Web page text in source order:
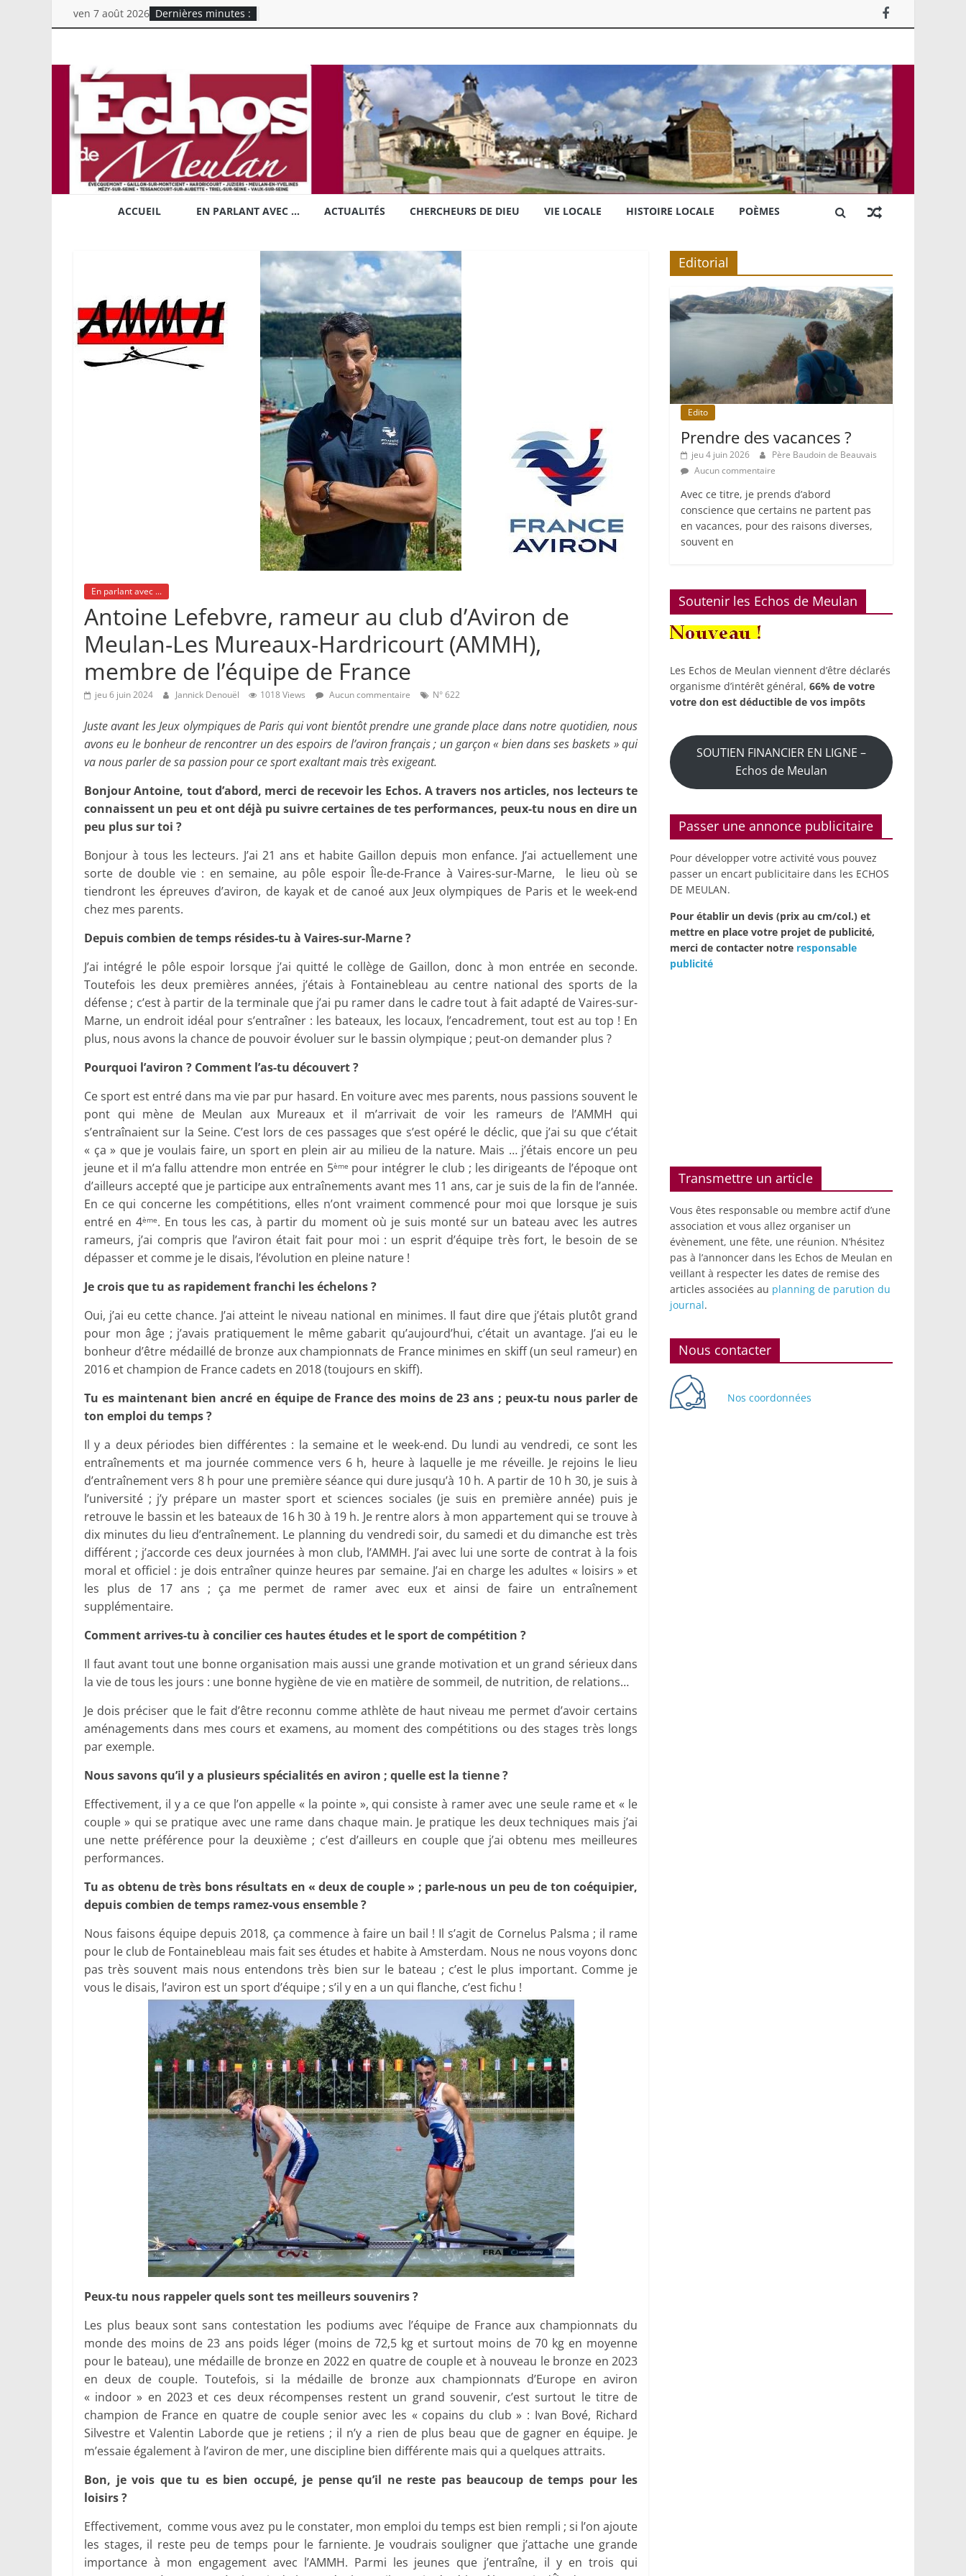
to
ven 7 août 2026 Dernières minutes :
Echos
de
Meulan
Mensuel
chrétien
d'information
ACCUEIL EN PARLANT AVEC … ACTUALITÉS CHERCHEURS DE DIEU VIE LOCALE HISTOIRE LOCALE POÈMES
En parlant avec ...
Antoine Lefebvre, rameur au club d’Aviron de
Meulan-Les Mureaux-Hardricourt (AMMH),
membre de l’équipe de France
jeu 6 juin 2024 Jannick Denouël 1018 Views Aucun commentaire N° 622
Juste avant les Jeux olympiques de Paris qui vont bientôt prendre une grande place dans notre quotidien, nous
avons eu le bonheur de rencontrer un des espoirs de l’aviron français ; un garçon « bien dans ses baskets » qui
va nous parler de sa passion pour ce sport exaltant mais très exigeant.
Bonjour Antoine, tout d’abord, merci de recevoir les Echos. A travers nos articles, nos lecteurs te
connaissent un peu et ont déjà pu suivre certaines de tes performances, peux-tu nous en dire un
peu plus sur toi ?
Bonjour à tous les lecteurs. J’ai 21 ans et habite Gaillon depuis mon enfance. J’ai actuellement une
sorte de double vie : en semaine, au pôle espoir Île-de-France à Vaires-sur-Marne, le lieu où se
tiendront les épreuves d’aviron, de kayak et de canoé aux Jeux olympiques de Paris et le week-end
chez mes parents.
Depuis combien de temps résides-tu à Vaires-sur-Marne ?
J’ai intégré le pôle espoir lorsque j’ai quitté le collège de Gaillon, donc à mon entrée en seconde.
Toutefois les deux premières années, j’étais à Fontainebleau au centre national des sports de la
défense ; c’est à partir de la terminale que j’ai pu ramer dans le cadre tout à fait adapté de Vaires-sur-
Marne, un endroit idéal pour s’entraîner : les bateaux, les locaux, l’encadrement, tout est au top ! En
plus, nous avons la chance de pouvoir évoluer sur le bassin olympique ; peut-on demander plus ?
Pourquoi l’aviron ? Comment l’as-tu découvert ?
Ce sport est entré dans ma vie par pur hasard. En voiture avec mes parents, nous passions souvent le
pont qui mène de Meulan aux Mureaux et il m’arrivait de voir les rameurs de l’AMMH qui
s’entraînaient sur la Seine. C’est lors de ces passages que s’est opéré le déclic, que j’ai su que c’était
« ça » que je voulais faire, un sport en plein air au milieu de la nature. Mais … j’étais encore un peu
jeune et il m’a fallu attendre mon entrée en 5ème pour intégrer le club ; les dirigeants de l’époque ont
d’ailleurs accepté que je participe aux entraînements avant mes 11 ans, car je suis de la fin de l’année.
En ce qui concerne les compétitions, elles n’ont vraiment commencé pour moi que lorsque je suis
entré en 4ème. En tous les cas, à partir du moment où je suis monté sur un bateau avec les autres
rameurs, j’ai compris que l’aviron était fait pour moi : un esprit d’équipe très fort, le besoin de se
dépasser et comme je le disais, l’évolution en pleine nature !
Je crois que tu as rapidement franchi les échelons ?
Oui, j’ai eu cette chance. J’ai atteint le niveau national en minimes. Il faut dire que j’étais plutôt grand
pour mon âge ; j’avais pratiquement le même gabarit qu’aujourd’hui, c’était un avantage. J’ai eu le
bonheur d’être médaillé de bronze aux championnats de France minimes en skiff (un seul rameur) en
2016 et champion de France cadets en 2018 (toujours en skiff).
Tu es maintenant bien ancré en équipe de France des moins de 23 ans ; peux-tu nous parler de
ton emploi du temps ?
Il y a deux périodes bien différentes : la semaine et le week-end. Du lundi au vendredi, ce sont les
entraînements et ma journée commence vers 6 h, heure à laquelle je me réveille. Je rejoins le lieu
d’entraînement vers 8 h pour une première séance qui dure jusqu’à 10 h. A partir de 10 h 30, je suis à
l’université ; j’y prépare un master sport et sciences sociales (je suis en première année) puis je
retrouve le bassin et les bateaux de 16 h 30 à 19 h. Je rentre alors à mon appartement qui se trouve à
dix minutes du lieu d’entraînement. Le planning du vendredi soir, du samedi et du dimanche est très
différent ; j’accorde ces deux journées à mon club, l’AMMH. J’ai avec lui une sorte de contrat à la fois
moral et officiel : je dois entraîner quinze heures par semaine. J’ai en charge les adultes « loisirs » et
les plus de 17 ans ; ça me permet de ramer avec eux et ainsi de faire un entraînement
supplémentaire.
Comment arrives-tu à concilier ces hautes études et le sport de compétition ?
Il faut avant tout une bonne organisation mais aussi une grande motivation et un grand sérieux dans
la vie de tous les jours : une bonne hygiène de vie en matière de sommeil, de nutrition, de relations…
Je dois préciser que le fait d’être reconnu comme athlète de haut niveau me permet d’avoir certains
aménagements dans mes cours et examens, au moment des compétitions ou des stages très longs
par exemple.
Nous savons qu’il y a plusieurs spécialités en aviron ; quelle est la tienne ?
Effectivement, il y a ce que l’on appelle « la pointe », qui consiste à ramer avec une seule rame et « le
couple » qui se pratique avec une rame dans chaque main. Je pratique les deux techniques mais j’ai
une nette préférence pour la deuxième ; c’est d’ailleurs en couple que j’ai obtenu mes meilleures
performances.
Tu as obtenu de très bons résultats en « deux de couple » ; parle-nous un peu de ton coéquipier,
depuis combien de temps ramez-vous ensemble ?
Nous faisons équipe depuis 2018, ça commence à faire un bail ! Il s’agit de Cornelus Palsma ; il rame
pour le club de Fontainebleau mais fait ses études et habite à Amsterdam. Nous ne nous voyons donc
pas très souvent mais nous entendons très bien sur le bateau ; c’est le plus important. Comme je
vous le disais, l’aviron est un sport d’équipe ; s’il y en a un qui flanche, c’est fichu !
Peux-tu nous rappeler quels sont tes meilleurs souvenirs ?
Les plus beaux sont sans contestation les podiums avec l’équipe de France aux championnats du
monde des moins de 23 ans poids léger (moins de 72,5 kg et surtout moins de 70 kg en moyenne
pour le bateau), une médaille de bronze en 2022 en quatre de couple et à nouveau le bronze en 2023
en deux de couple. Toutefois, si la médaille de bronze aux championnats d’Europe en aviron
« indoor » en 2023 et ces deux récompenses restent un grand souvenir, c’est surtout le titre de
champion de France en quatre de couple senior avec les « copains du club » : Ivan Bové, Richard
Silvestre et Valentin Laborde que je retiens ; il n’y a rien de plus beau que de gagner en équipe. Je
m’essaie également à l’aviron de mer, une discipline bien différente mais qui a quelques attraits.
Bon, je vois que tu es bien occupé, je pense qu’il ne reste pas beaucoup de temps pour les
loisirs ?
Effectivement, comme vous avez pu le constater, mon emploi du temps est bien rempli ; si l’on ajoute
les stages, il reste peu de temps pour le farniente. Je voudrais souligner que j’attache une grande
importance à mon engagement avec l’AMMH. Parmi les jeunes que j’entraîne, il y en trois qui
Editorial
Edito
Prendre des vacances ?
jeu 4 juin 2026
Père Baudoin de Beauvais
Aucun commentaire
Avec ce titre, je prends d’abord
conscience que certains ne partent pas
en vacances, pour des raisons diverses,
souvent en
Soutenir les Echos de Meulan
Les Echos de Meulan viennent d’être déclarés
organisme d’intérêt général, 66% de votre
votre don est déductible de vos impôts
SOUTIEN FINANCIER EN LIGNE –
Echos de Meulan
Passer une annonce publicitaire
Pour développer votre activité vous pouvez
passer un encart publicitaire dans les ECHOS
DE MEULAN.
Pour établir un devis (prix au cm/col.) et
mettre en place votre projet de publicité,
merci de contacter notre responsable
publicité
Transmettre un article
Vous êtes responsable ou membre actif d’une
association et vous allez organiser un
évènement, une fête, une réunion. N’hésitez
pas à l’annoncer dans les Echos de Meulan en
veillant à respecter les dates de remise des
articles associées au planning de parution du
journal.
Nous contacter
Nos coordonnées